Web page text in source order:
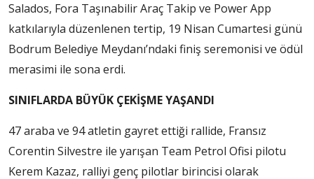
Salados, Fora Taşınabilir Araç Takip ve Power App
katkılarıyla düzenlenen tertip, 19 Nisan Cumartesi günü
Bodrum Belediye Meydanı’ndaki finiş seremonisi ve ödül
merasimi ile sona erdi.
SINIFLARDA BÜYÜK ÇEKİŞME YAŞANDI
47 araba ve 94 atletin gayret ettiği rallide, Fransız
Corentin Silvestre ile yarışan Team Petrol Ofisi pilotu
Kerem Kazaz, ralliyi genç pilotlar birincisi olarak